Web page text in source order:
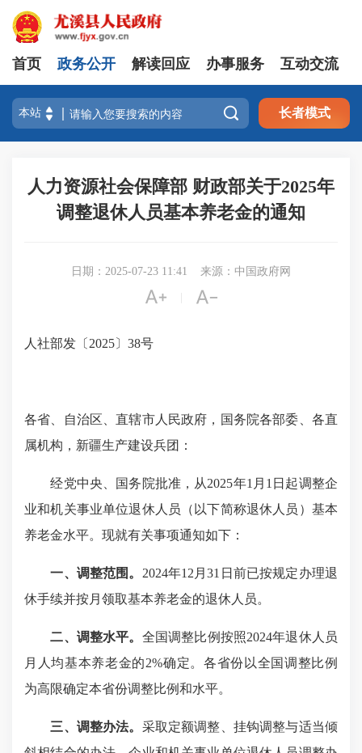
首页 政务公开 解读回应 办事服务 互动交流
 长者模式
人力资源社会保障部 财政部关于2025年
调整退休人员基本养老金的通知
日期：2025-07-23 11:41 来源：中国政府网
 
人社部发〔2025〕38号
各省、自治区、直辖市人民政府，国务院各部委、各直
属机构，新疆生产建设兵团：
经党中央、国务院批准，从2025年1月1日起调整企
业和机关事业单位退休人员（以下简称退休人员）基本
养老金水平。现就有关事项通知如下：
一、调整范围。 2024年12月31日前已按规定办理退
休手续并按月领取基本养老金的退休人员。
二、调整水平。 全国调整比例按照2024年退休人员
月人均基本养老金的2%确定。各省份以全国调整比例
为高限确定本省份调整比例和水平。
三、调整办法。 采取定额调整、挂钩调整与适当倾